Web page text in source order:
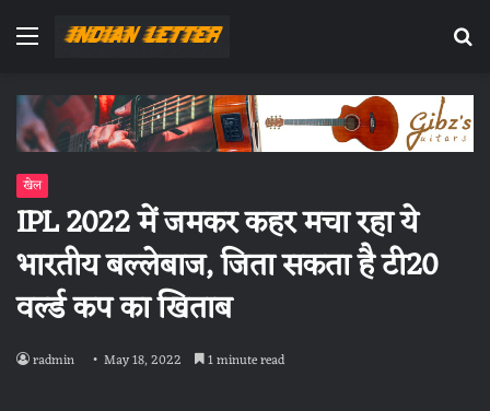
Menu
खेल
IPL 2022 में जमकर कहर मचा रहा ये
भारतीय बल्लेबाज, जिता सकता है टी20
वर्ल्ड कप का खिताब
radmin May 18, 2022 1 minute read